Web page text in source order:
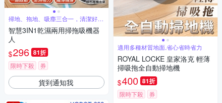
掃地、拖地、吸塵三合一，清潔好幫
手
智慧3IN1乾濕兩用掃拖吸機器
人
$296 81折
限時下殺 券
貨到通知我
適用多種材質地面,省心省時省力
ROYAL LOCKE 皇家洛克 輕薄
掃吸拖全自動掃地機
$400 81折
限時下殺 券